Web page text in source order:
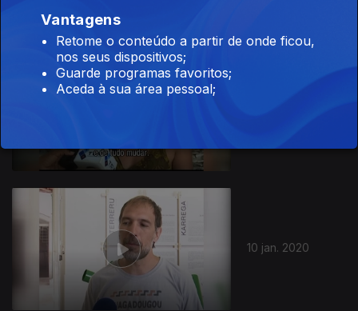
10 jan. 2020
448182
Vantagens
Retome o conteúdo a partir de onde ficou,
nos seus dispositivos;
Guarde programas favoritos;
Aceda à sua área pessoal;